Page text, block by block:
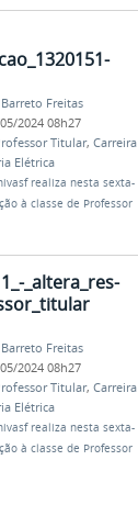
Freitas
2024 08h27
Titular, Carreira
Elétrica
realiza nesta sexta-
à classe de Professor
_altera_res-
Freitas
2024 08h27
Titular, Carreira
Elétrica
realiza nesta sexta-
à classe de Professor